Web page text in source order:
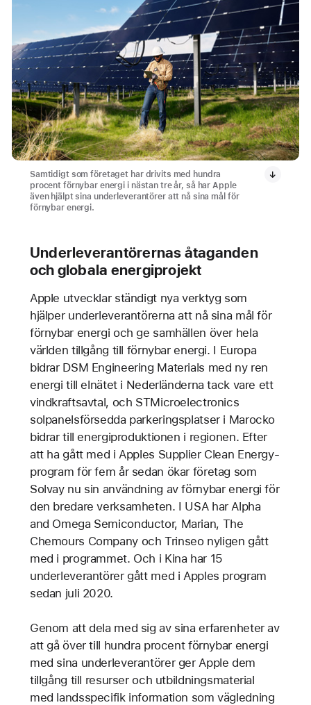
Samtidigt som företaget har drivits med hundra
procent förnybar energi i nästan tre år, så har Apple
även hjälpt sina underleverantörer att nå sina mål för
förnybar energi.
Underleverantörernas åtaganden
och globala energiprojekt
Apple utvecklar ständigt nya verktyg som
hjälper underleverantörerna att nå sina mål för
förnybar energi och ge samhällen över hela
världen tillgång till förnybar energi. I Europa
bidrar DSM Engineering Materials med ny ren
energi till elnätet i Nederländerna tack vare ett
vindkraftsavtal, och STMicroelectronics
solpanelsförsedda parkeringsplatser i Marocko
bidrar till energiproduktionen i regionen. Efter
att ha gått med i Apples Supplier Clean Energy-
program för fem år sedan ökar företag som
Solvay nu sin användning av förnybar energi för
den bredare verksamheten. I USA har Alpha
and Omega Semiconductor, Marian, The
Chemours Company och Trinseo nyligen gått
med i programmet. Och i Kina har 15
underleverantörer gått med i Apples program
sedan juli 2020.
Genom att dela med sig av sina erfarenheter av
att gå över till hundra procent förnybar energi
med sina underleverantörer ger Apple dem
tillgång till resurser och utbildningsmaterial
med landsspecifik information som vägledning